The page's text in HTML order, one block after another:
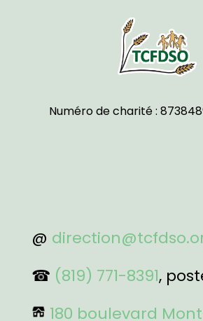
Numéro de charité :
@
☎ (819) 771-8391,
180 boulevard